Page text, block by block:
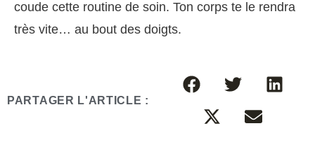
coude cette routine de soin. Ton corps te le rendra
très vite… au bout des doigts.
PARTAGER L'ARTICLE :